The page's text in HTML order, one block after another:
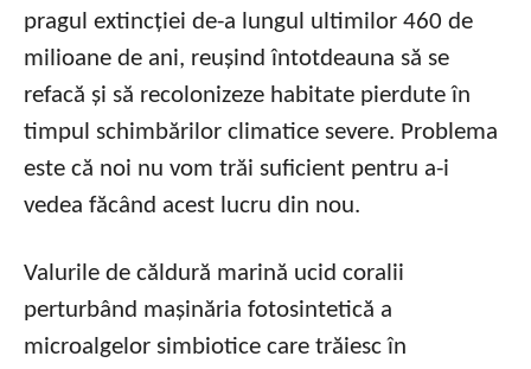
pragul extincției de-a lungul ultimilor 460 de
milioane de ani, reușind întotdeauna să se
refacă și să recolonizeze habitate pierdute în
timpul schimbărilor climatice severe. Problema
este că noi nu vom trăi suficient pentru a-i
vedea făcând acest lucru din nou.
Valurile de căldură marină ucid coralii
perturbând mașinăria fotosintetică a
microalgelor simbiotice care trăiesc în